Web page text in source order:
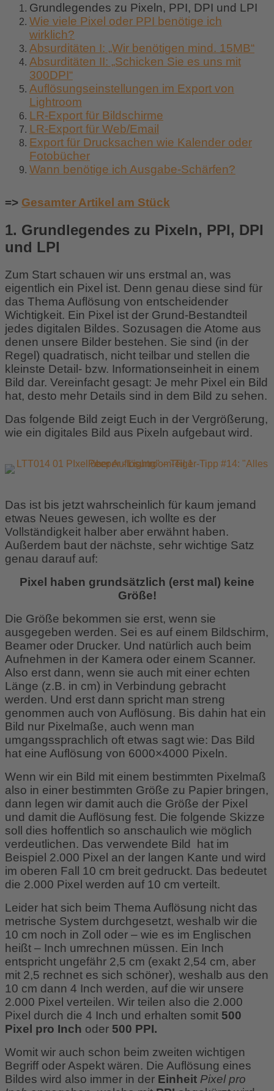
Grundlegendes zu Pixeln, PPI, DPI und LPI
Wie viele Pixel oder PPI benötige ich
wirklich?
Absurditäten I: „Wir benötigen mind. 15MB“
Absurditäten II: „Schicken Sie es uns mit
300DPI“
Auflösungseinstellungen im Export von
Lightroom
LR-Export für Bildschirme
LR-Export für Web/Email
Export für Drucksachen wie Kalender oder
Fotobücher
Wann benötige ich Ausgabe-Schärfen?
=> Gesamter Artikel am Stück
1. Grundlegendes zu Pixeln, PPI, DPI
und LPI
Zum Start schauen wir uns erstmal an, was
eigentlich ein Pixel ist. Denn genau diese sind für
das Thema Auflösung von entscheidender
Wichtigkeit. Ein Pixel ist der Grund-Bestandteil
jedes digitalen Bildes. Sozusagen die Atome aus
denen unsere Bilder bestehen. Sie sind (in der
Regel) quadratisch, nicht teilbar und stellen die
kleinste Detail- bzw. Informationseinheit in einem
Bild dar. Vereinfacht gesagt: Je mehr Pixel ein Bild
hat, desto mehr Details sind in dem Bild zu sehen.
Das folgende Bild zeigt Euch in der Vergrößerung,
wie ein digitales Bild aus Pixeln aufgebaut wird.
Das ist bis jetzt wahrscheinlich für kaum jemand
etwas Neues gewesen, ich wollte es der
Vollständigkeit halber aber erwähnt haben.
Außerdem baut der nächste, sehr wichtige Satz
genau darauf auf:
Pixel haben grundsätzlich (erst mal) keine
Größe!
Die Größe bekommen sie erst, wenn sie
ausgegeben werden. Sei es auf einem Bildschirm,
Beamer oder Drucker. Und natürlich auch beim
Aufnehmen in der Kamera oder einem Scanner.
Also erst dann, wenn sie auch mit einer echten
Länge (z.B. in cm) in Verbindung gebracht
werden. Und erst dann spricht man streng
genommen auch von Auflösung. Bis dahin hat ein
Bild nur Pixelmaße, auch wenn man
umgangssprachlich oft etwas sagt wie: Das Bild
hat eine Auflösung von 6000×4000 Pixeln.
Wenn wir ein Bild mit einem bestimmten Pixelmaß
also in einer bestimmten Größe zu Papier bringen,
dann legen wir damit auch die Größe der Pixel
und damit die Auflösung fest. Die folgende Skizze
soll dies hoffentlich so anschaulich wie möglich
verdeutlichen. Das verwendete Bild hat im
Beispiel 2.000 Pixel an der langen Kante und wird
im oberen Fall 10 cm breit gedruckt. Das bedeutet
die 2.000 Pixel werden auf 10 cm verteilt.
Leider hat sich beim Thema Auflösung nicht das
metrische System durchgesetzt, weshalb wir die
10 cm noch in Zoll oder – wie es im Englischen
heißt – Inch umrechnen müssen. Ein Inch
entspricht ungefähr 2,5 cm (exakt 2,54 cm, aber
mit 2,5 rechnet es sich schöner), weshalb aus den
10 cm dann 4 Inch werden, auf die wir unsere
2.000 Pixel verteilen. Wir teilen also die 2.000
Pixel durch die 4 Inch und erhalten somit 500
Pixel pro Inch oder 500 PPI.
Womit wir auch schon beim zweiten wichtigen
Begriff oder Aspekt wären. Die Auflösung eines
Bildes wird also immer in der Einheit Pixel pro